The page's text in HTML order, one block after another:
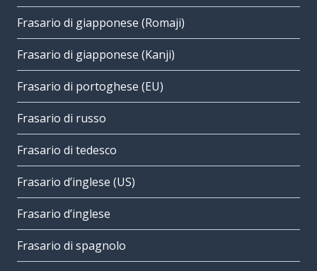
Frasario di giapponese (Romaji)
Frasario di giapponese (Kanji)
Frasario di portoghese (EU)
Frasario di russo
Frasario di tedesco
Frasario d’inglese (US)
Frasario d’inglese
Frasario di spagnolo